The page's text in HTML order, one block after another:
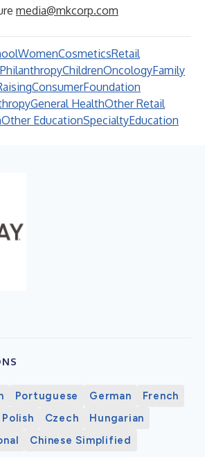
media@mkcorp.com
WomenCosmeticsRetail
ChildrenOncologyFamily
ConsumerFoundation
General HealthOther Retail
Other EducationSpecialtyEducation
Portuguese German
French
Polish Czech
Hungarian
Chinese Simplified